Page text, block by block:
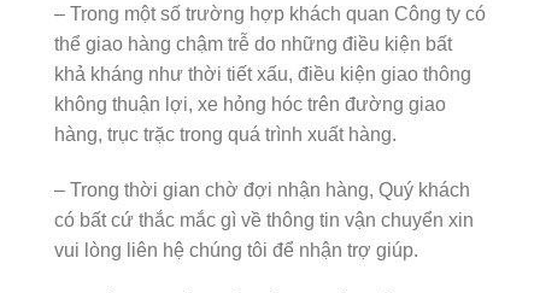
– Trong một số trường hợp khách quan Công ty có
thể giao hàng chậm trễ do những điều kiện bất
khả kháng như thời tiết xấu, điều kiện giao thông
không thuận lợi, xe hỏng hóc trên đường giao
hàng, trục trặc trong quá trình xuất hàng.
– Trong thời gian chờ đợi nhận hàng, Quý khách
có bất cứ thắc mắc gì về thông tin vận chuyển xin
vui lòng liên hệ chúng tôi để nhận trợ giúp.